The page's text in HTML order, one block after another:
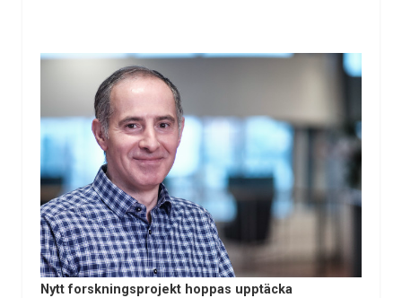
Nytt forskningsprojekt hoppas upptäcka